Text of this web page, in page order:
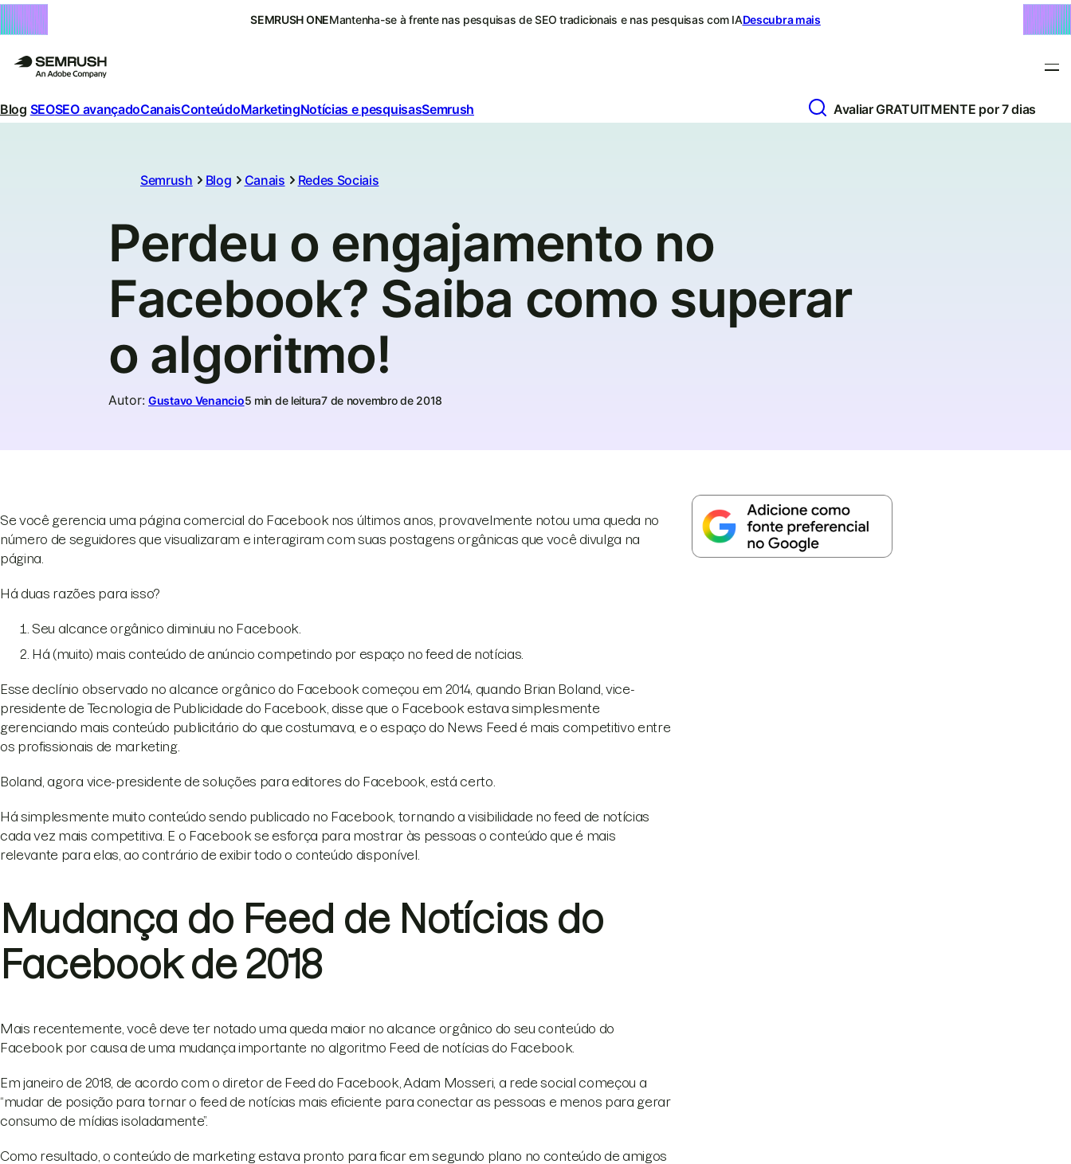
SEMRUSH ONEMantenha-se à frente nas pesquisas de SEO tradicionais e nas pesquisas com IADescubra mais
Blog SEOSEO avançadoCanaisConteúdoMarketingNotícias e pesquisasSemrush Avaliar GRATUITMENTE por 7 dias
Semrush Blog Canais Redes Sociais
Perdeu o engajamento no
Facebook? Saiba como superar
o algoritmo!
Autor: Gustavo Venancio5 min de leitura7 de novembro de 2018
Se você gerencia uma página comercial do Facebook nos últimos anos, provavelmente notou uma queda no
número de seguidores que visualizaram e interagiram com suas postagens orgânicas que você divulga na
página.
Há duas razões para isso?
Seu alcance orgânico diminuiu no Facebook.
Há (muito) mais conteúdo de anúncio competindo por espaço no feed de notícias.
Esse declínio observado no alcance orgânico do Facebook começou em 2014, quando Brian Boland, vice-
presidente de Tecnologia de Publicidade do Facebook, disse que o Facebook estava simplesmente
gerenciando mais conteúdo publicitário do que costumava, e o espaço do News Feed é mais competitivo entre
os profissionais de marketing.
Boland, agora vice-presidente de soluções para editores do Facebook, está certo.
Há simplesmente muito conteúdo sendo publicado no Facebook, tornando a visibilidade no feed de notícias
cada vez mais competitiva. E o Facebook se esforça para mostrar às pessoas o conteúdo que é mais
relevante para elas, ao contrário de exibir todo o conteúdo disponível.
Mudança do Feed de Notícias do
Facebook de 2018
Mais recentemente, você deve ter notado uma queda maior no alcance orgânico do seu conteúdo do
Facebook por causa de uma mudança importante no algoritmo Feed de notícias do Facebook.
Em janeiro de 2018, de acordo com o diretor de Feed do Facebook, Adam Mosseri, a rede social começou a
“mudar de posição para tornar o feed de notícias mais eficiente para conectar as pessoas e menos para gerar
consumo de mídias isoladamente”.
Como resultado, o conteúdo de marketing estava pronto para ficar em segundo plano no conteúdo de amigos